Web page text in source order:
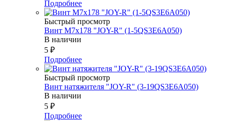
Подробнее
Быстрый просмотр
Винт М7х178 "JOY-R" (1-5QS3E6A050)
В наличии
5 ₽
Подробнее
Быстрый просмотр
Винт натяжителя "JOY-R" (3-19QS3E6A050)
В наличии
5 ₽
Подробнее